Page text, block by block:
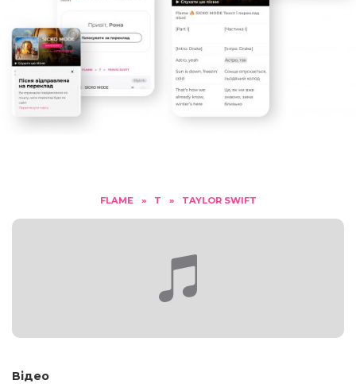
FLAME » T » TAYLOR SWIFT
Відео